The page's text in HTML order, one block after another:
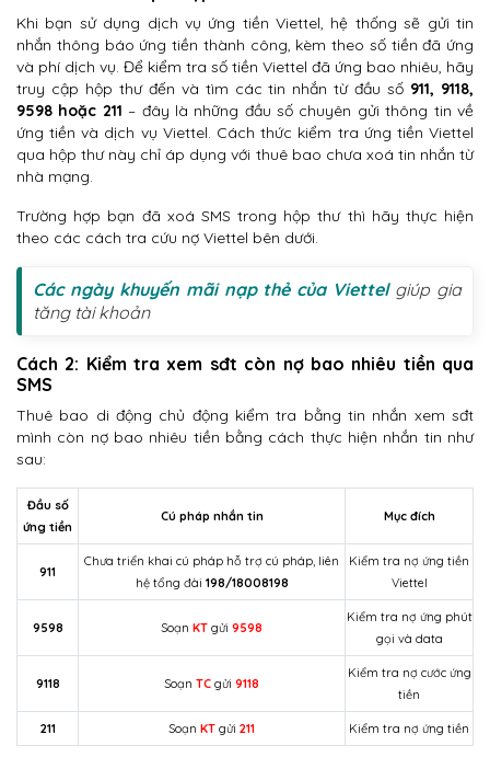
Khi bạn sử dụng dịch vụ ứng tiền Viettel, hệ thống sẽ gửi tin
nhắn thông báo ứng tiền thành công, kèm theo số tiền đã ứng
và phí dịch vụ. Để kiểm tra số tiền Viettel đã ứng bao nhiêu, hãy
truy cập hộp thư đến và tìm các tin nhắn từ đầu số 911, 9118,
9598 hoặc 211 – đây là những đầu số chuyên gửi thông tin về
ứng tiền và dịch vụ Viettel. Cách thức kiểm tra ứng tiền Viettel
qua hộp thư này chỉ áp dụng với thuê bao chưa xoá tin nhắn từ
nhà mạng.
Trường hợp bạn đã xoá SMS trong hộp thư thì hãy thực hiện
theo các cách tra cứu nợ Viettel bên dưới.
Các ngày khuyến mãi nạp thẻ của Viettelgiúp gia
tăng tài khoản
Cách 2: Kiểm tra xem sđt còn nợ bao nhiêu tiền qua
SMS
Thuê bao di động chủ động kiểm tra bằng tin nhắn xem sđt
mình còn nợ bao nhiêu tiền bằng cách thực hiện nhắn tin như
sau:
Đầu số
ứng tiền
Cú pháp nhắn tin Mục đích
911
Chưa triển khai cú pháp hỗ trợ cú pháp, liên
hệ tổng đài 198/18008198
Kiểm tra nợ ứng tiền
Viettel
9598 Soạn KT gửi 9598
Kiểm tra nợ ứng phút
gọi và data
9118 Soạn TC gửi 9118
Kiểm tra nợ cước ứng
tiền
211 Soạn KT gửi 211 Kiểm tra nợ ứng tiền